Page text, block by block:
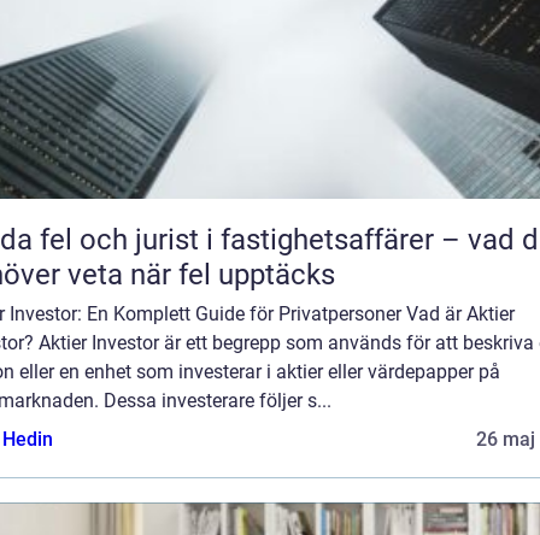
fel och jurist i fastighetsaffärer – vad
veta när fel upptäcks
Investor: En Komplett Guide för Privatpersoner Vad är Aktier
Aktier Investor är ett begrepp som används för att beskriva
eller en enhet som investerar i aktier eller värdepapper på
Dessa investerare följer s...
26 maj